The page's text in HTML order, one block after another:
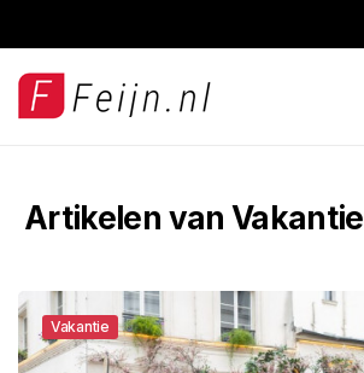
Artikelen van Vakantie
Vakantie